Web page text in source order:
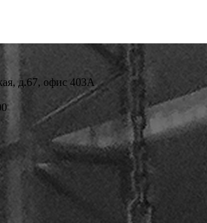
д.67, офис 403А